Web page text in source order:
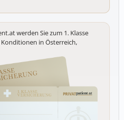
werden Sie zum 1. Klasse
in Österreich,